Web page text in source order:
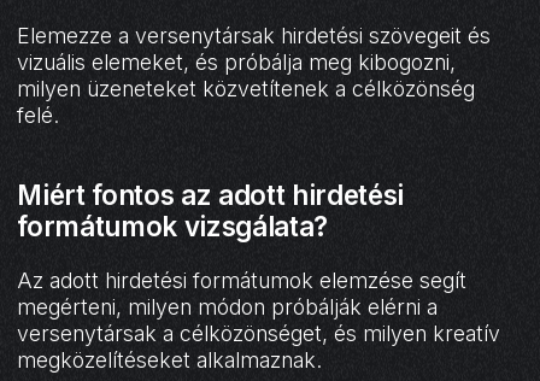
Elemezze a versenytársak hirdetési szövegeit és
vizuális elemeket, és próbálja meg kibogozni,
milyen üzeneteket közvetítenek a célközönség
felé.
Miért fontos az adott hirdetési
formátumok vizsgálata?
Az adott hirdetési formátumok elemzése segít
megérteni, milyen módon próbálják elérni a
versenytársak a célközönséget, és milyen kreatív
megközelítéseket alkalmaznak.